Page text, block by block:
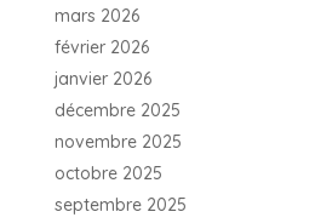
mars 2026
février 2026
janvier 2026
décembre 2025
novembre 2025
octobre 2025
septembre 2025